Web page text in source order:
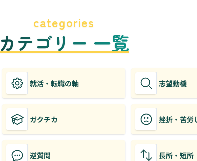
categories
カテゴリー 一覧
就活・転職の軸 志望動機
ガクチカ 挫折・苦労
逆質問 長所・短所